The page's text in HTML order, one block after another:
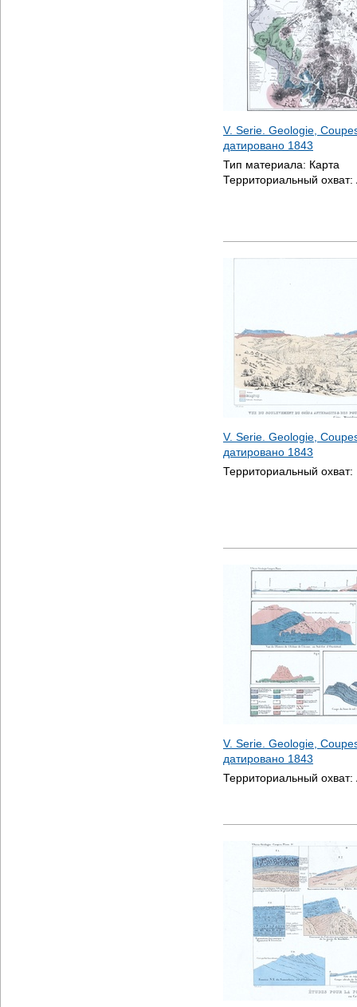
V. Serie. Geologie,
датировано 1843
Тип материала: Карта
Территориальный охват:
V. Serie. Geologie,
датировано 1843
Территориальный охват:
V. Serie. Geologie,
датировано 1843
Территориальный охват: